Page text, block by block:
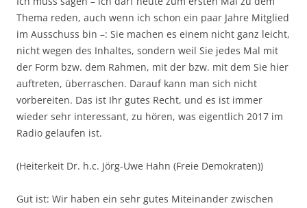
Thema reden, auch wenn ich schon ein paar Jahre Mitglied
im Ausschuss bin –: Sie machen es einem nicht ganz leicht,
nicht wegen des Inhaltes, sondern weil Sie jedes Mal mit
der Form bzw. dem Rahmen, mit der bzw. mit dem Sie hier
auftreten, überraschen. Darauf kann man sich nicht
vorbereiten. Das ist Ihr gutes Recht, und es ist immer
wieder sehr interessant, zu hören, was eigentlich 2017 im
Radio gelaufen ist.
(Heiterkeit Dr. h.c. Jörg-Uwe Hahn (Freie Demokraten))
Gut ist: Wir haben ein sehr gutes Miteinander zwischen